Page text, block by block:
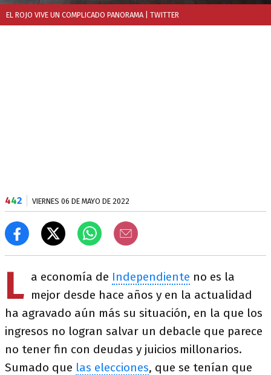
EL ROJO VIVE UN COMPLICADO PANORAMA | TWITTER
442 VIERNES 06 DE MAYO DE 2022
L a economía de Independiente no es la
mejor desde hace años y en la actualidad
ha agravado aún más su situación, en la que los
ingresos no logran salvar un debacle que parece
no tener fin con deudas y juicios millonarios.
Sumado que las elecciones, que se tenían que